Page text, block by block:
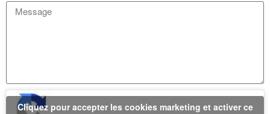
Cliquez pour accepter les cookies marketing et activer ce